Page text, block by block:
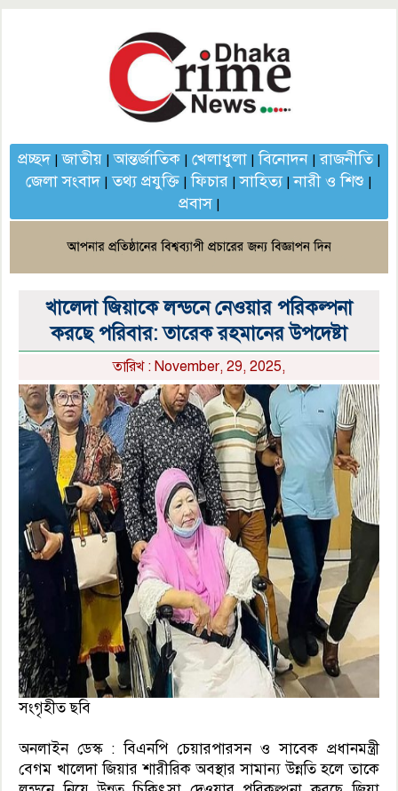
প্রচ্ছদ|জাতীয়|আন্তর্জাতিক| খেলাধুলা|বিনোদন|রাজনীতি|
জেলা সংবাদ|তথ্য প্রযুক্তি |ফিচার |সাহিত্য|নারী ও শিশু |
প্রবাস|
খালেদা জিয়াকে লন্ডনে নেওয়ার পরিকল্পনা
করছে পরিবার: তারেক রহমানের উপদেষ্টা
তারিখ : November, 29, 2025,
সংগৃহীত ছবি
অনলাইন ডেস্ক : বিএনপি চেয়ারপারসন ও সাবেক প্রধানমন্ত্রী
বেগম খালেদা জিয়ার শারীরিক অবস্থার সামান্য উন্নতি হলে তাকে